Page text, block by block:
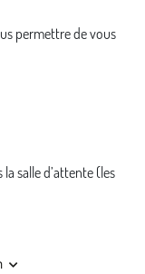
permettre de vous
salle d’attente (les